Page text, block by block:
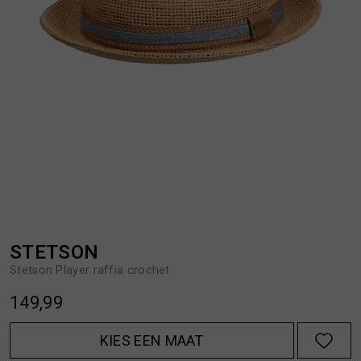
BROEKEN
JASSEN
STETSON
Stetson Player raffia crochet
149,99
KIES EEN MAAT